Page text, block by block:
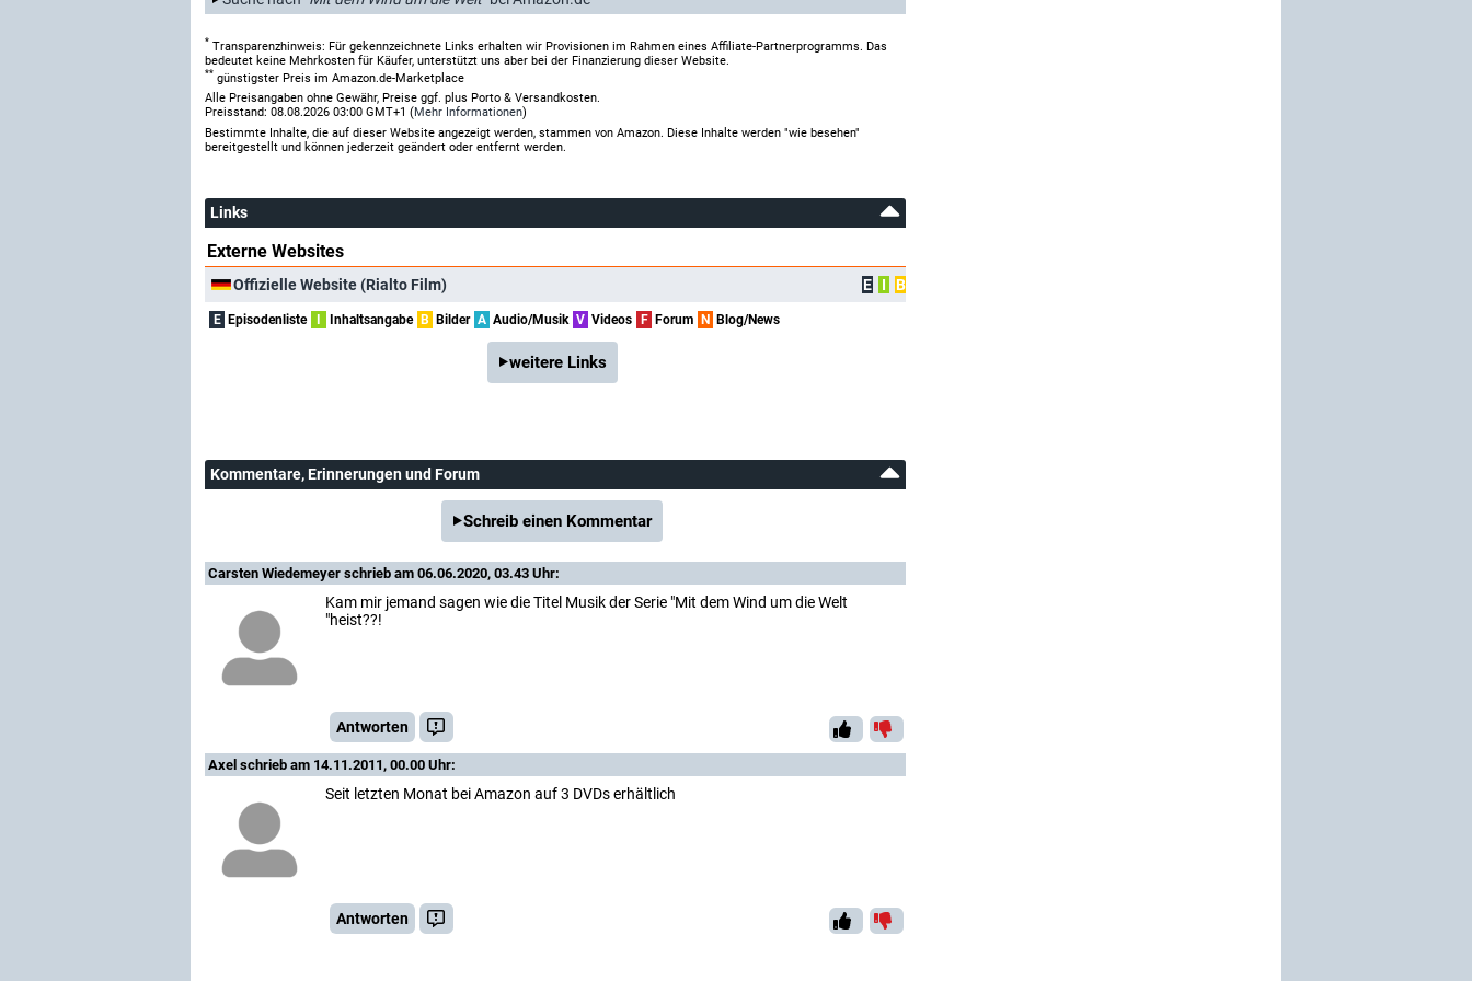
* Transparenzhinweis: Für gekennzeichnete Links erhalten wir Provisionen im Rahmen eines Affiliate-Partnerprogramms. Das
bedeutet keine Mehrkosten für Käufer, unterstützt uns aber bei der Finanzierung dieser Website.
** günstigster Preis im Amazon.de-Marketplace
Alle Preisangaben ohne Gewähr, Preise ggf. plus Porto & Versandkosten.
Preisstand: 08.08.2026 03:00 GMT+1 (Mehr Informationen)
Bestimmte Inhalte, die auf dieser Website angezeigt werden, stammen von Amazon. Diese Inhalte werden "wie besehen"
bereitgestellt und können jederzeit geändert oder entfernt werden.
Links
Externe Websites
Offizielle Website (Rialto Film) E I B
E Episodenliste Inhaltsangabe B Bilder A Audio/Musik V Videos F Forum N Blog/News
weitere Links
Kommentare, Erinnerungen und Forum
Schreib einen Kommentar
Carsten Wiedemeyer schrieb am 06.06.2020, 03.43 Uhr:
Kam mir jemand sagen wie die Titel Musik der Serie "Mit dem Wind um die Welt
"heist??!
Antworten
Axel schrieb am 14.11.2011, 00.00 Uhr:
Seit letzten Monat bei Amazon auf 3 DVDs erhältlich
Antworten